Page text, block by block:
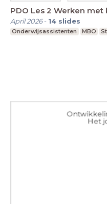
PDO Les 2
April 2026- 14 slides
Onderwijsassistenten MBO